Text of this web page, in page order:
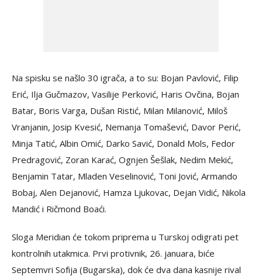
Na spisku se našlo 30 igrača, a to su: Bojan Pavlović, Filip
Erić, Ilja Gučmazov, Vasilije Perković, Haris Ovčina, Bojan
Batar, Boris Varga, Dušan Ristić, Milan Milanović, Miloš
Vranjanin, Josip Kvesić, Nemanja Tomašević, Davor Perić,
Minja Tatić, Albin Omić, Darko Savić, Donald Mols, Fedor
Predragović, Zoran Karać, Ognjen Šešlak, Nedim Mekić,
Benjamin Tatar, Mladen Veselinović, Toni Jović, Armando
Bobaj, Alen Dejanović, Hamza Ljukovac, Dejan Vidić, Nikola
Mandić i Ričmond Boaći.
Sloga Meridian će tokom priprema u Turskoj odigrati pet
kontrolnih utakmica. Prvi protivnik, 26. januara, biće
Septemvri Sofija (Bugarska), dok će dva dana kasnije rival